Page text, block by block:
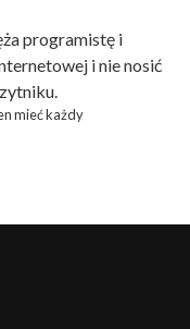
programistę i
i nie nosić
mieć każdy